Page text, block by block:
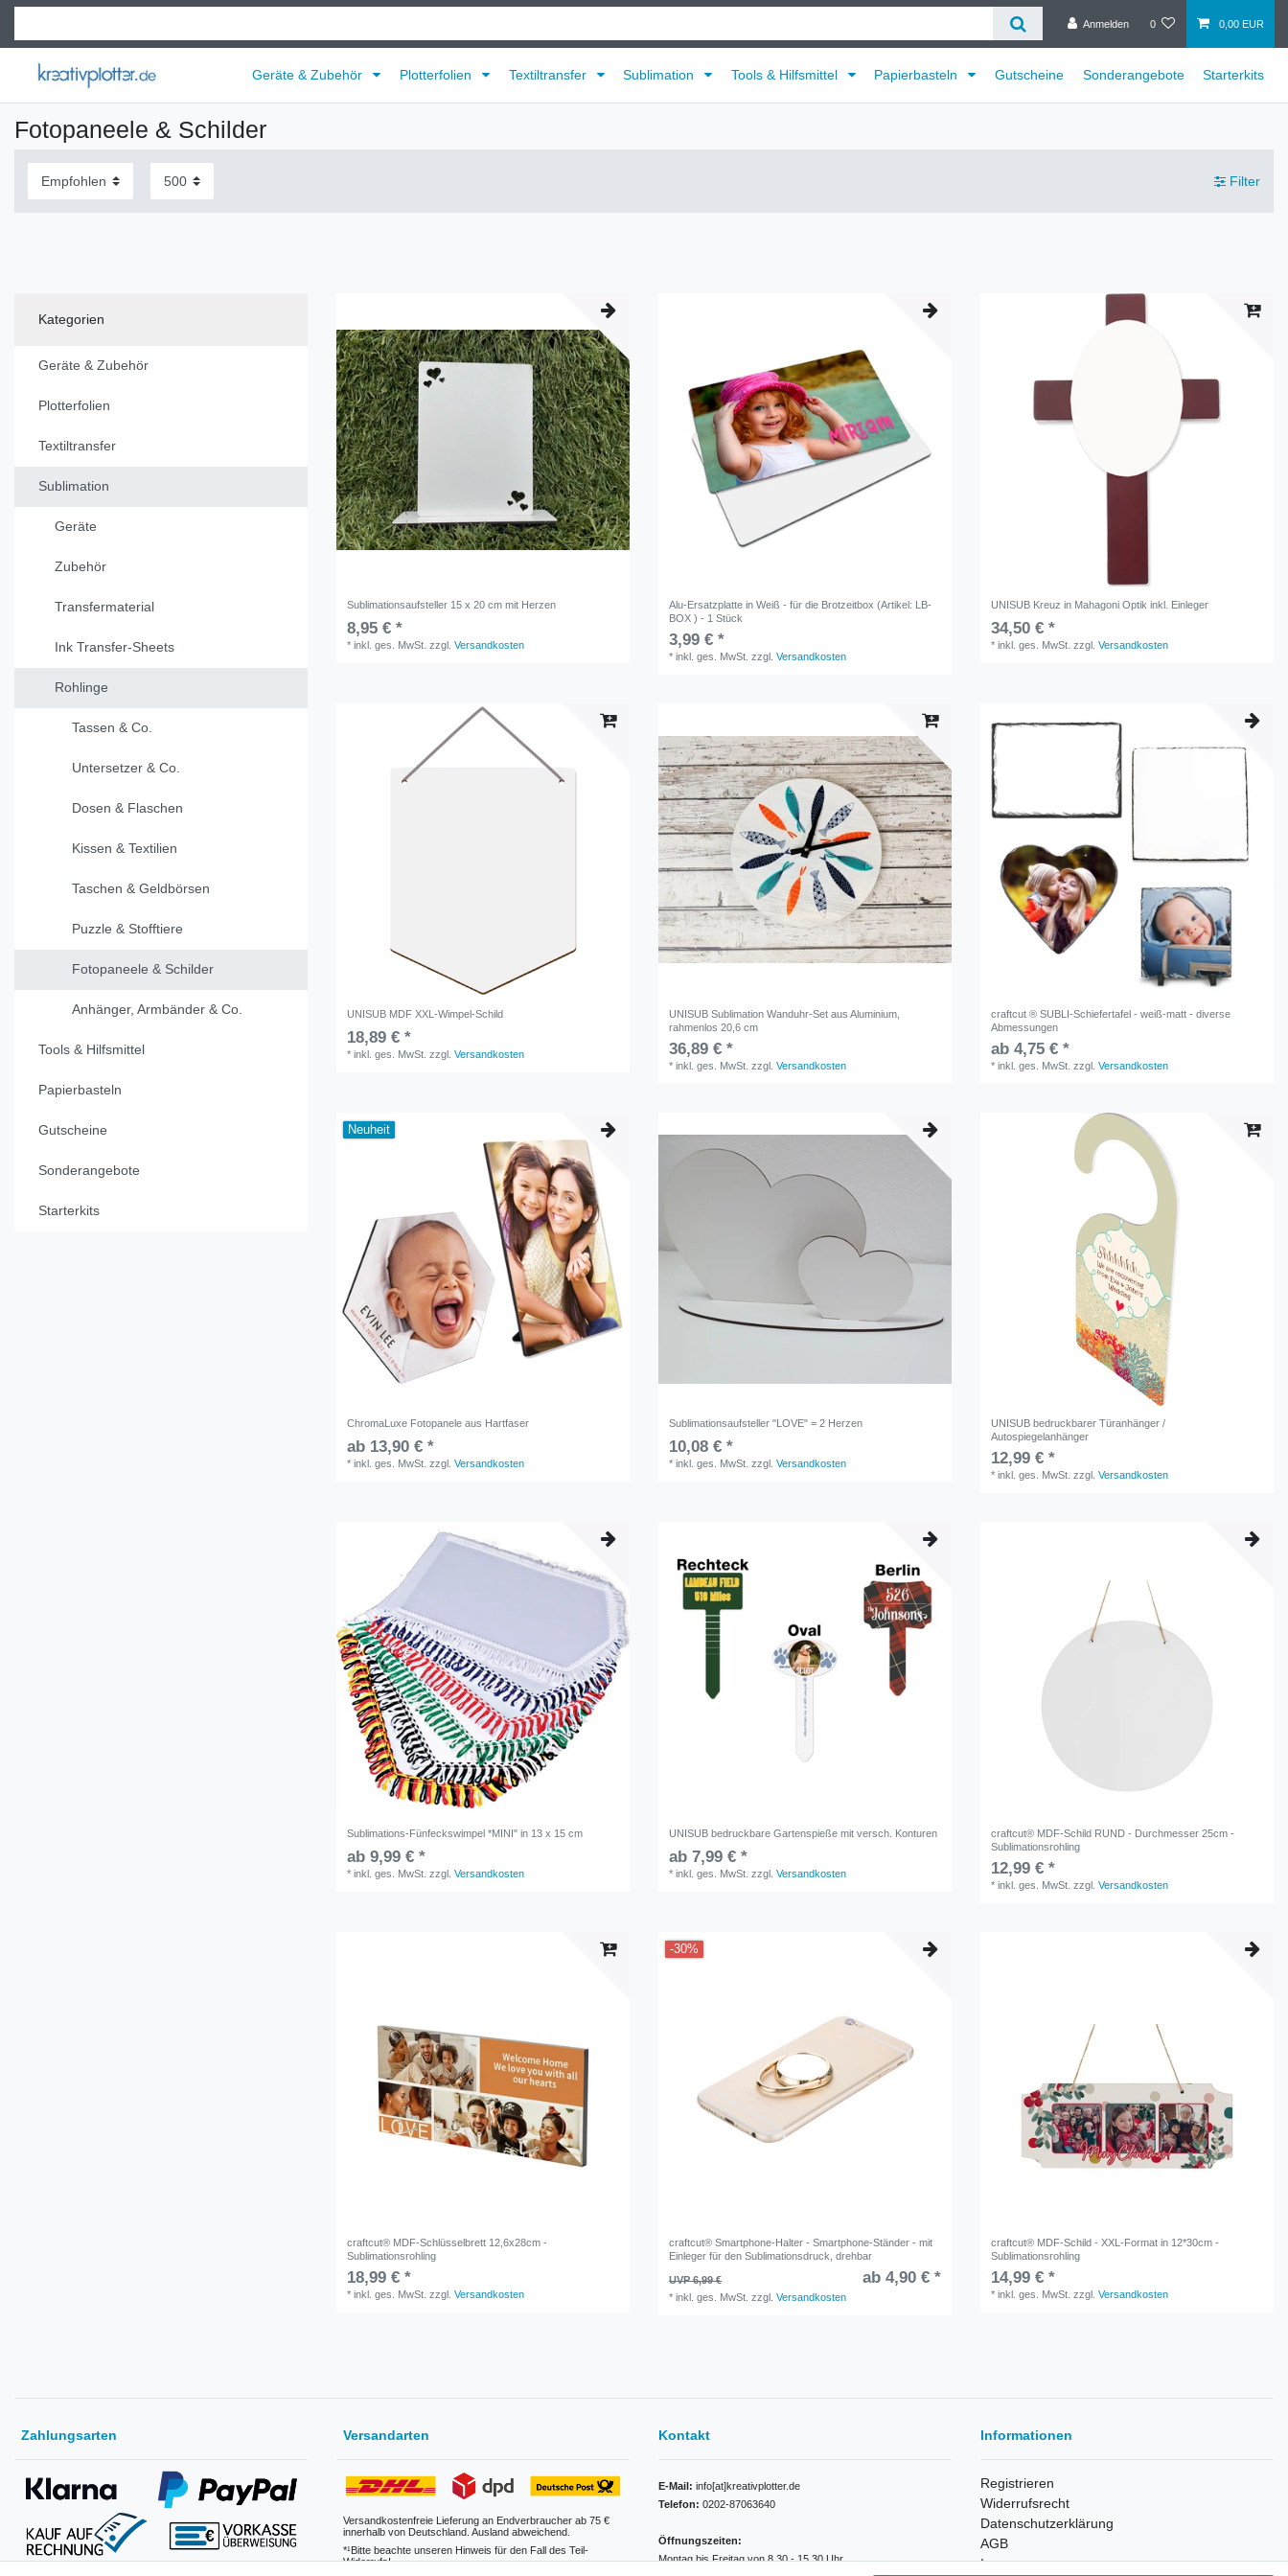
Anmelden 0 0,00 EUR
Geräte & Zubehör Plotterfolien Textiltransfer Sublimation Tools & Hilfsmittel Papierbasteln Gutscheine Sonderangebote Starterkits
Fotopaneele & Schilder
Filter
Kategorien
Geräte & Zubehör
Plotterfolien
Textiltransfer
Sublimation
Geräte
Zubehör
Transfermaterial
Ink Transfer-Sheets
Rohlinge
Tassen & Co.
Untersetzer & Co.
Dosen & Flaschen
Kissen & Textilien
Taschen & Geldbörsen
Puzzle & Stofftiere
Fotopaneele & Schilder
Anhänger, Armbänder & Co.
Tools & Hilfsmittel
Papierbasteln
Gutscheine
Sonderangebote
Starterkits
Sublimationsaufsteller 15 x 20 cm mit Herzen
8,95 € *
*inkl. ges. MwSt. zzgl.Versandkosten
Alu-Ersatzplatte in Weiß - für die Brotzeitbox (Artikel: LB-
BOX ) - 1 Stück
3,99 € *
*inkl. ges. MwSt. zzgl.Versandkosten
UNISUB Kreuz in Mahagoni Optik inkl. Einleger
34,50 € *
*inkl. ges. MwSt. zzgl.Versandkosten
UNISUB MDF XXL-Wimpel-Schild
18,89 € *
*inkl. ges. MwSt. zzgl.Versandkosten
UNISUB Sublimation Wanduhr-Set aus Aluminium,
rahmenlos 20,6 cm
36,89 € *
*inkl. ges. MwSt. zzgl.Versandkosten
craftcut ® SUBLI-Schiefertafel - weiß-matt - diverse
Abmessungen
ab 4,75 € *
*inkl. ges. MwSt. zzgl.Versandkosten
Neuheit
ChromaLuxe Fotopanele aus Hartfaser
ab 13,90 € *
*inkl. ges. MwSt. zzgl.Versandkosten
Sublimationsaufsteller "LOVE" = 2 Herzen
10,08 € *
*inkl. ges. MwSt. zzgl.Versandkosten
UNISUB bedruckbarer Türanhänger /
Autospiegelanhänger
12,99 € *
*inkl. ges. MwSt. zzgl.Versandkosten
Sublimations-Fünfeckswimpel *MINI" in 13 x 15 cm
ab 9,99 € *
*inkl. ges. MwSt. zzgl.Versandkosten
UNISUB bedruckbare Gartenspieße mit versch. Konturen
ab 7,99 € *
*inkl. ges. MwSt. zzgl.Versandkosten
craftcut® MDF-Schild RUND - Durchmesser 25cm -
Sublimationsrohling
12,99 € *
*inkl. ges. MwSt. zzgl.Versandkosten
craftcut® MDF-Schlüsselbrett 12,6x28cm -
Sublimationsrohling
18,99 € *
*inkl. ges. MwSt. zzgl.Versandkosten
-30%
craftcut® Smartphone-Halter - Smartphone-Ständer - mit
Einleger für den Sublimationsdruck, drehbar
UVP 6,99 € ab 4,90 € *
*inkl. ges. MwSt. zzgl.Versandkosten
craftcut® MDF-Schild - XXL-Format in 12*30cm -
Sublimationsrohling
14,99 € *
*inkl. ges. MwSt. zzgl.Versandkosten
Zahlungsarten Versandarten
Versandkostenfreie Lieferung an Endverbraucher ab 75 €
innerhalb von Deutschland. Ausland abweichend.
*¹Bitte beachte unseren Hinweis für den Fall des Teil-
Widerrufs!
Kontakt
E-Mail: info[at]kreativplotter.de
Telefon: 0202-87063640
Öffnungszeiten:
Montag bis Freitag von 8.30 - 15.30 Uhr
Informationen
Registrieren
Widerrufsrecht
Datenschutzerklärung
AGB
Impressum